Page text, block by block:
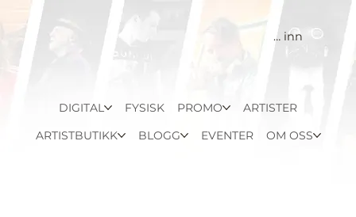
Logg inn
DIGITAL FYSISK PROMO
ARTISTER
ARTISTBUTIKK
BLOGG EVENTER OM OSS